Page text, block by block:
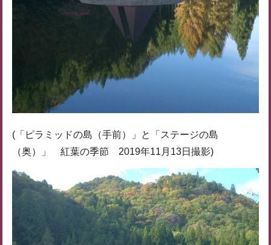
(「ピラミッドの島（手前）」と「ステージの島
（奥）」 紅葉の季節 2019年11月13日撮影)